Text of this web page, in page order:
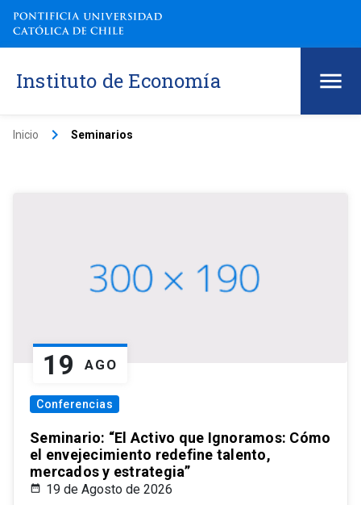
Instituto de Economía
Inicio keyboard_arrow_right Seminarios
19 AGO
Conferencias
Seminario: “El Activo que Ignoramos: Cómo
el envejecimiento redefine talento,
mercados y estrategia”
19 de Agosto de 2026